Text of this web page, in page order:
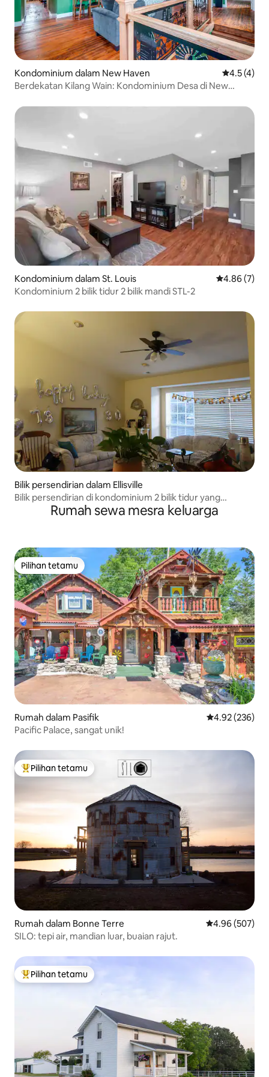
Kondominium dalam New Haven Penarafan
4.5 (4)
Berdekatan Kilang Wain: Kondominium Desa di New
Kondominium dalam St. Louis Penarafan
4.86 (7)
Kondominium 2 bilik tidur 2 bilik mandi STL-2
Bilik persendirian dalam Ellisville
Bilik persendirian di kondominium 2 bilik tidur yang
Rumah sewa mesra keluarga
Pilihan tetamu
Pilihan tetamu
Rumah dalam Pasifik Penarafan
4.92 (236)
Pacific Palace, sangat unik!
Pilihan utama tetamu
Pilihan tetamu
Rumah dalam Bonne Terre Penarafan
4.96 (507)
SILO: tepi air, mandian luar, buaian rajut.
Pilihan utama tetamu
Pilihan tetamu